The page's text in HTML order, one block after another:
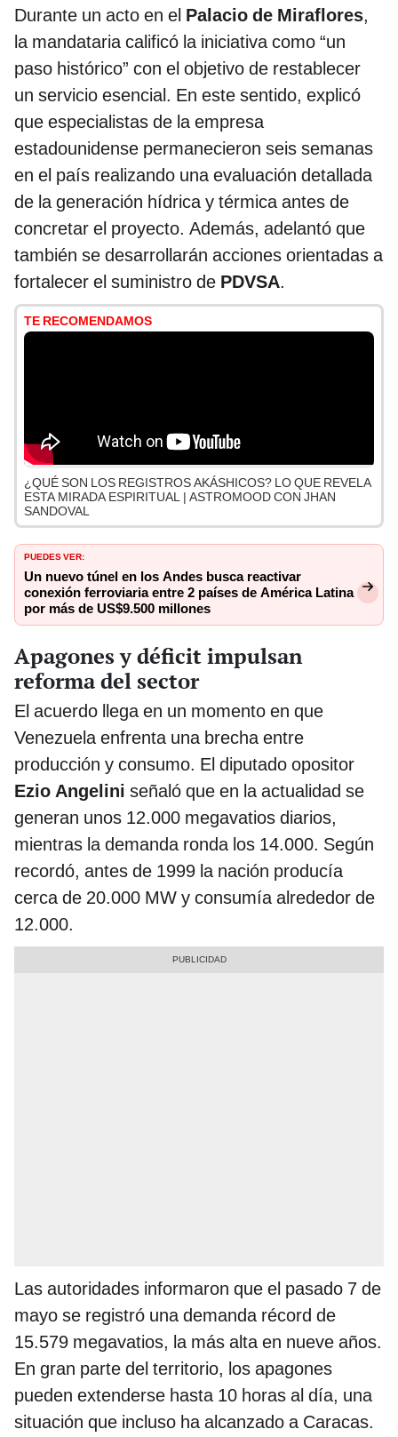
Durante un acto en el Palacio de Miraflores,
la mandataria calificó la iniciativa como “un
paso histórico” con el objetivo de restablecer
un servicio esencial. En este sentido, explicó
que especialistas de la empresa
estadounidense permanecieron seis semanas
en el país realizando una evaluación detallada
de la generación hídrica y térmica antes de
concretar el proyecto. Además, adelantó que
también se desarrollarán acciones orientadas a
fortalecer el suministro de PDVSA.
TE RECOMENDAMOS
¿QUÉ SON LOS REGISTROS AKÁSHICOS? LO QUE REVELA
ESTA MIRADA ESPIRITUAL | ASTROMOOD CON JHAN
SANDOVAL
PUEDES VER:
Un nuevo túnel en los Andes busca reactivar
conexión ferroviaria entre 2 países de América Latina
por más de US$9.500 millones
Apagones y déficit impulsan
reforma del sector
El acuerdo llega en un momento en que
Venezuela enfrenta una brecha entre
producción y consumo. El diputado opositor
Ezio Angelini señaló que en la actualidad se
generan unos 12.000 megavatios diarios,
mientras la demanda ronda los 14.000. Según
recordó, antes de 1999 la nación producía
cerca de 20.000 MW y consumía alrededor de
12.000.
Las autoridades informaron que el pasado 7 de
mayo se registró una demanda récord de
15.579 megavatios, la más alta en nueve años.
En gran parte del territorio, los apagones
pueden extenderse hasta 10 horas al día, una
situación que incluso ha alcanzado a Caracas.